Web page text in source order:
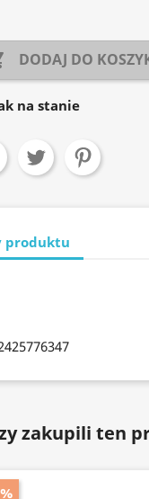
DODAJ DO
na stanie
produktu
zakupili ten